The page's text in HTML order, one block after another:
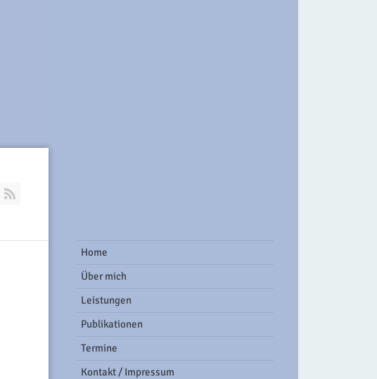
Join our Facebook Group
Home
Über mich
Leistungen
Publikationen
Termine
Kontakt / Impressum